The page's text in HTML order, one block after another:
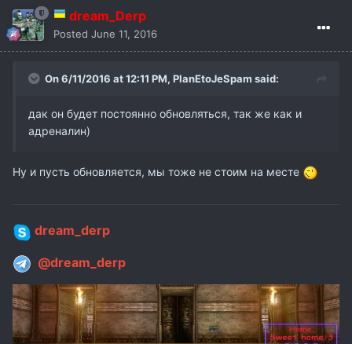
dream_Derp
Posted June 11, 2016
On 6/11/2016 at 12:11 PM, PlanEtoJeSpam said:
дак он будет постоянно обновляться, так же как и
адреналин)
Ну и пусть обновляется, мы тоже не стоим на месте
dream_derp
@dream_derp